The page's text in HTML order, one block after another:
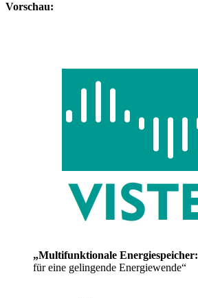
Vorschau:
„Multifunktionale Energiespeicher:
für eine gelingende Energiewende“